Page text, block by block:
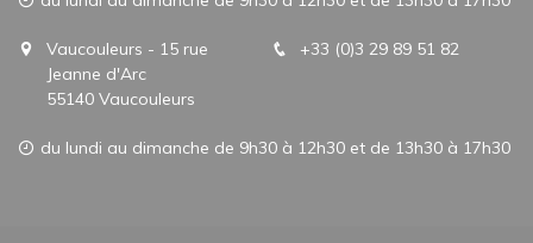
Vaucouleurs - 15 rue
Jeanne d'Arc
55140 Vaucouleurs
+33 (0)3 29 89 51 82
du lundi au dimanche de 9h30 à 12h30 et de 13h30 à 17h30